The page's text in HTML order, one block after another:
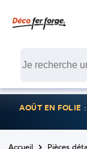
AOÛT EN FOLIE
Accueil Pièces